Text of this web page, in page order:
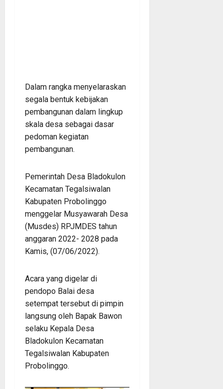
Dalam rangka menyelaraskan
segala bentuk kebijakan
pembangunan dalam lingkup
skala desa sebagai dasar
pedoman kegiatan
pembangunan.
Pemerintah Desa Bladokulon
Kecamatan Tegalsiwalan
Kabupaten Probolinggo
menggelar Musyawarah Desa
(Musdes) RPJMDES tahun
anggaran 2022- 2028 pada
Kamis, (07/06/2022).
Acara yang digelar di
pendopo Balai desa
setempat tersebut di pimpin
langsung oleh Bapak Bawon
selaku Kepala Desa
Bladokulon Kecamatan
Tegalsiwalan Kabupaten
Probolinggo.